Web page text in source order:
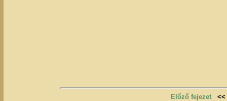
Előző fejezet <<